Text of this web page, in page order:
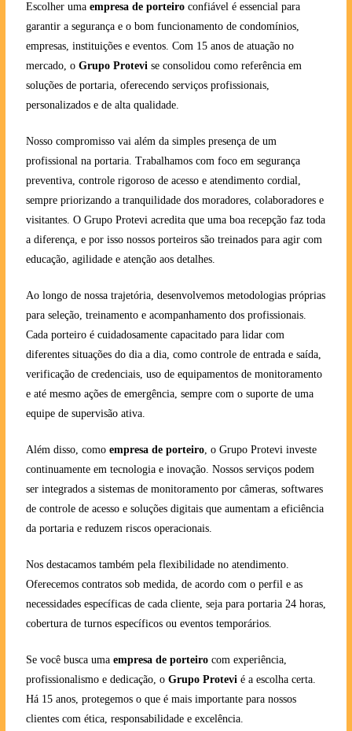
Escolher uma empresa de porteiroconfiável é essencial para
garantir a segurança e o bom funcionamento de condomínios,
empresas, instituições e eventos. Com 15 anos de atuação no
mercado, o Grupo Protevise consolidou como referência em
soluções de portaria, oferecendo serviços profissionais,
personalizados e de alta qualidade.
Nosso compromisso vai além da simples presença de um
profissional na portaria. Trabalhamos com foco em segurança
preventiva, controle rigoroso de acesso e atendimento cordial,
sempre priorizando a tranquilidade dos moradores, colaboradores e
visitantes. O Grupo Protevi acredita que uma boa recepção faz toda
a diferença, e por isso nossos porteiros são treinados para agir com
educação, agilidade e atenção aos detalhes.
Ao longo de nossa trajetória, desenvolvemos metodologias próprias
para seleção, treinamento e acompanhamento dos profissionais.
Cada porteiro é cuidadosamente capacitado para lidar com
diferentes situações do dia a dia, como controle de entrada e saída,
verificação de credenciais, uso de equipamentos de monitoramento
e até mesmo ações de emergência, sempre com o suporte de uma
equipe de supervisão ativa.
Além disso, como empresa de porteiro, o Grupo Protevi investe
continuamente em tecnologia e inovação. Nossos serviços podem
ser integrados a sistemas de monitoramento por câmeras, softwares
de controle de acesso e soluções digitais que aumentam a eficiência
da portaria e reduzem riscos operacionais.
Nos destacamos também pela flexibilidade no atendimento.
Oferecemos contratos sob medida, de acordo com o perfil e as
necessidades específicas de cada cliente, seja para portaria 24 horas,
cobertura de turnos específicos ou eventos temporários.
Se você busca uma empresa de porteirocom experiência,
profissionalismo e dedicação, o Grupo Protevié a escolha certa.
Há 15 anos, protegemos o que é mais importante para nossos
clientes com ética, responsabilidade e excelência.